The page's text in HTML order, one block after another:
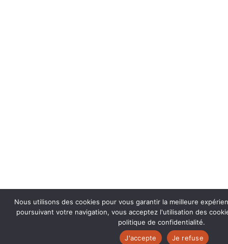
Nous utilisons des cookies pour vous garantir la meilleure
poursuivant votre navigation, vous acceptez l'utilisation des
politique de confidentialité.
J'accepte
Je refuse